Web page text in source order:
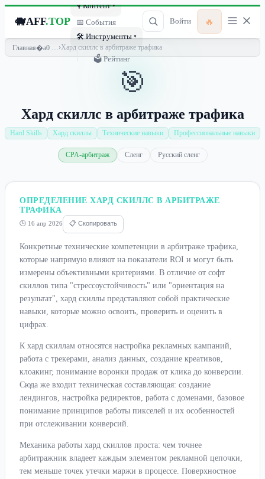
🐗AFF.TOP
🎙 Контент ▾
📅 События
🛠 Инструменты ▾
🗳 Рейтинг
Войти 🔥
Главная ›Хард скиллс в арбитраже трафика
🎯
Хард скиллс в арбитраже трафика
Hard Skills Хард скиллы Технические навыки Профессиональные навыки
CPA-арбитраж Сленг Русский сленг
ОПРЕДЕЛЕНИЕ ХАРД СКИЛЛС В АРБИТРАЖЕ
ТРАФИКА
🕒 16 апр 2026 📋 Скопировать
Конкретные технические компетенции в арбитраже трафика,
которые напрямую влияют на показатели ROI и могут быть
измерены объективными критериями. В отличие от софт
скиллов типа "стрессоустойчивость" или "ориентация на
результат", хард скиллы представляют собой практические
навыки, которые можно освоить, проверить и оценить в
цифрах.
К хард скиллам относятся настройка рекламных кампаний,
работа с трекерами, анализ данных, создание креативов,
клоакинг, понимание воронки продаж от клика до конверсии.
Сюда же входит техническая составляющая: создание
лендингов, настройка редиректов, работа с доменами, базовое
понимание принципов работы пикселей и их особенностей
при отслеживании конверсий.
Механика работы хард скиллов проста: чем точнее
арбитражник владеет каждым элементом рекламной цепочки,
тем меньше точек утечки маржи в процессе. Поверхностное